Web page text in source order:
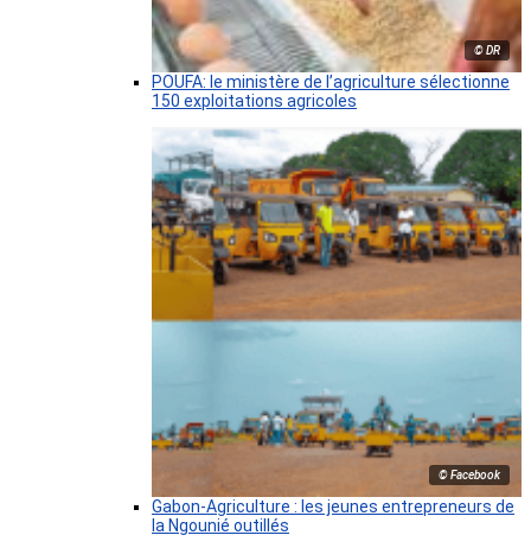
© DR
POUFA: le ministère de l’agriculture sélectionne
150 exploitations agricoles
© Facebook
Gabon-Agriculture : les jeunes entrepreneurs de
la Ngounié outillés